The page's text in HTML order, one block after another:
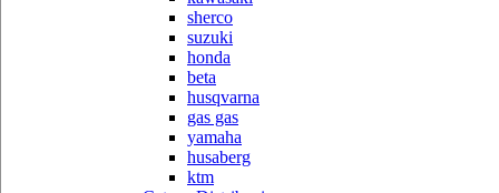
sherco
suzuki
honda
beta
husqvarna
gas gas
yamaha
husaberg
ktm